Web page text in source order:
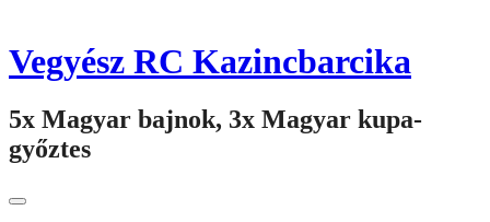
Vegyész RC Kazincbarcika
5x Magyar bajnok, 3x Magyar kupa-
győztes